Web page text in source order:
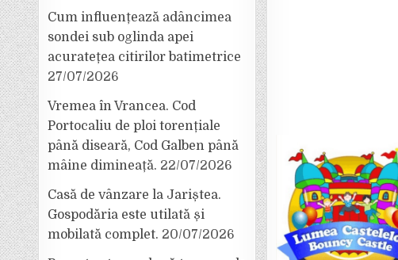
Cum influențează adâncimea
sondei sub oglinda apei
acuratețea citirilor batimetrice
27/07/2026
Vremea în Vrancea. Cod
Portocaliu de ploi torențiale
până diseară, Cod Galben până
mâine dimineață. 22/07/2026
Casă de vânzare la Jariștea.
Gospodăria este utilată și
mobilată complet. 20/07/2026